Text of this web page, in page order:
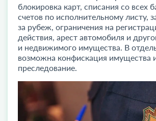
блокировка карт, списания со всех
счетов по исполнительному листу,
за рубеж, ограничения на
действия, арест автомобиля и
и недвижимого имущества. В
возможна конфискация имущества
преследование.